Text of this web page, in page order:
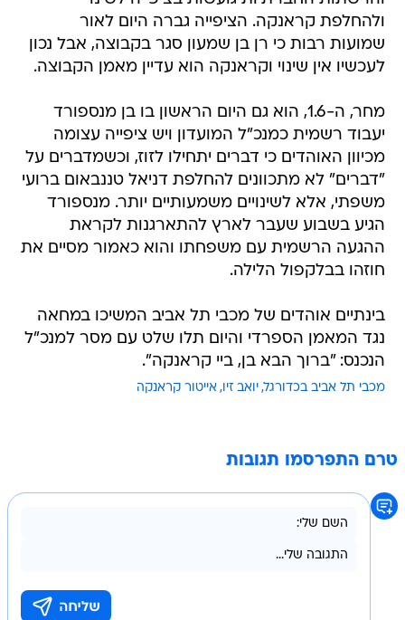
ולהחלפת קראנקה. הציפייה גברה היום לאור
שמועות רבות כי רן בן שמעון סגר בקבוצה, אבל נכון
לעכשיו אין שינוי וקראנקה הוא עדיין מאמן הקבוצה.
מחר, ה-1.6, הוא גם היום הראשון בו בן מנספורד
יעבוד רשמית כמנכ"ל המועדון ויש ציפייה עצומה
מכיוון האוהדים כי דברים יתחילו לזוז, וכשמדברים על
"דברים" לא מתכוונים להחלפת דניאל טננבאום ברועי
משפתי, אלא לשינויים משמעותיים יותר. מנספורד
הגיע בשבוע שעבר לארץ להתארגנות לקראת
ההגעה הרשמית עם משפחתו והוא כאמור מסיים את
חוזהו בבלקפול הלילה.
בינתיים אוהדים של מכבי תל אביב המשיכו במחאה
נגד המאמן הספרדי והיום תלו שלט עם מסר למנכ"ל
הנכנס: "ברוך הבא בן, ביי קראנקה".
מכבי תל אביב בכדורגל יואב זיו אייטור קראנקה
טרם התפרסמו תגובות